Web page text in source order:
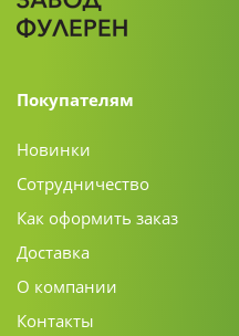
Покупателям
Новинки
Сотрудничество
Как оформить заказ
Доставка
О компании
Контакты